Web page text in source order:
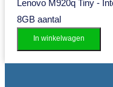
Lenovo M920q Tiny -
8GB aantal
In winkelwagen